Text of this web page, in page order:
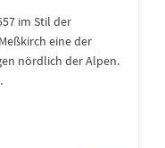
im Stil der
eine der
nördlich der Alpen.